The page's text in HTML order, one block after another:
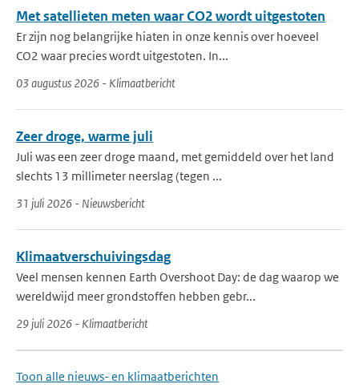
Met satellieten meten waar CO2 wordt uitgestoten
Er zijn nog belangrijke hiaten in onze kennis over hoeveel
CO2 waar precies wordt uitgestoten. In...
03 augustus 2026 - Klimaatbericht
Zeer droge, warme juli
Juli was een zeer droge maand, met gemiddeld over het land
slechts 13 millimeter neerslag (tegen ...
31 juli 2026 - Nieuwsbericht
Klimaatverschuivingsdag
Veel mensen kennen Earth Overshoot Day: de dag waarop we
wereldwijd meer grondstoffen hebben gebr...
29 juli 2026 - Klimaatbericht
Toon alle nieuws- en klimaatberichten